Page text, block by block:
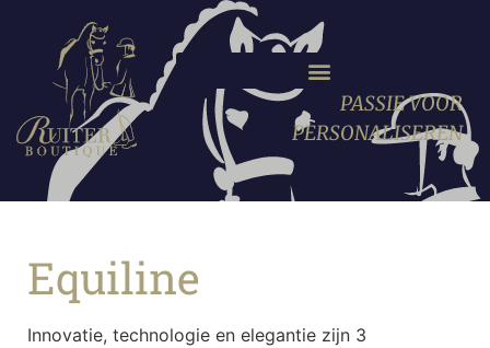
PASSIE VOOR
PERSONALISEREN
Equiline
Innovatie, technologie en elegantie zijn 3